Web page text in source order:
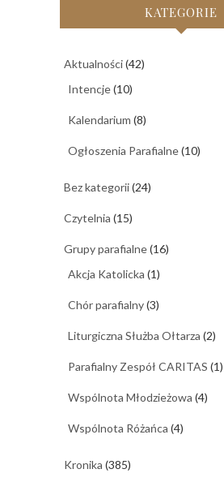
KATEGORIE
Aktualności(42)
Intencje(10)
Kalendarium (8)
Ogłoszenia Parafialne(10)
Bez kategorii(24)
Czytelnia (15)
Grupy parafialne(16)
Akcja Katolicka (1)
Chór parafialny(3)
Liturgiczna Służba Ołtarza (2)
Parafialny Zespół CARITAS (1)
Wspólnota Młodzieżowa (4)
Wspólnota Różańca (4)
Kronika (385)